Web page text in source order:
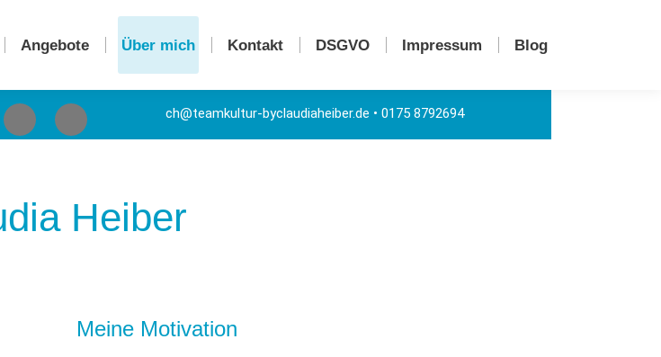
Angebote Über mich Kontakt DSGVO Impressum Blog
ch@teamkultur-byclaudiaheiber.de • 0175 8792694
Heiber
Meine Motivation